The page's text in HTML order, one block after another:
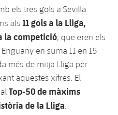
els tres gols a Sevilla
als 11 gols a la Lliga,
la competició, que eren els
en suma 11 en 15
més de mitja Lliga per
aquestes xifres. El
Top-50 de màxims
de la Lliga